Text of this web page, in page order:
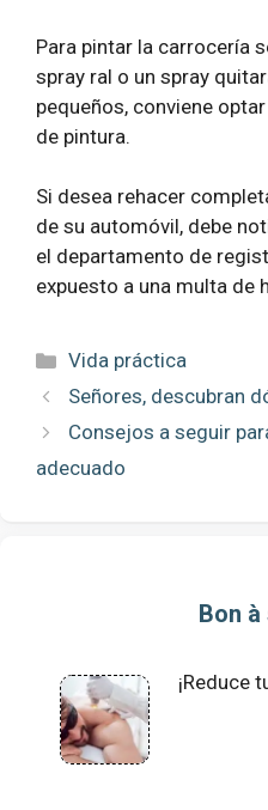
Para pintar la carrocería
spray ral o un spray
pequeños, conviene
de pintura.
Si desea rehacer
de su automóvil, debe
el departamento de
expuesto a una multa de
Categorías
Vida práctica
Señores, descubran
Consejos a seguir
adecuado
Bon
¡Reduce